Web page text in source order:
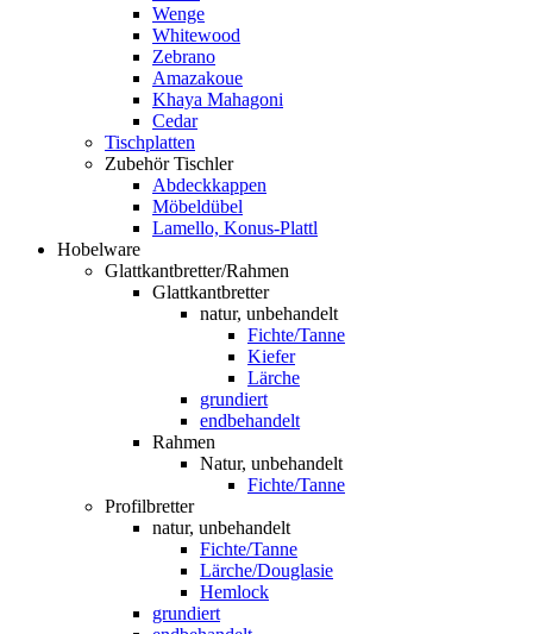
Wenge
Whitewood
Zebrano
Amazakoue
Khaya Mahagoni
Cedar
Tischplatten
Zubehör Tischler
Abdeckkappen
Möbeldübel
Lamello, Konus-Plattl
Hobelware
Glattkantbretter/Rahmen
Glattkantbretter
natur, unbehandelt
Fichte/Tanne
Kiefer
Lärche
grundiert
endbehandelt
Rahmen
Natur, unbehandelt
Fichte/Tanne
Profilbretter
natur, unbehandelt
Fichte/Tanne
Lärche/Douglasie
Hemlock
grundiert